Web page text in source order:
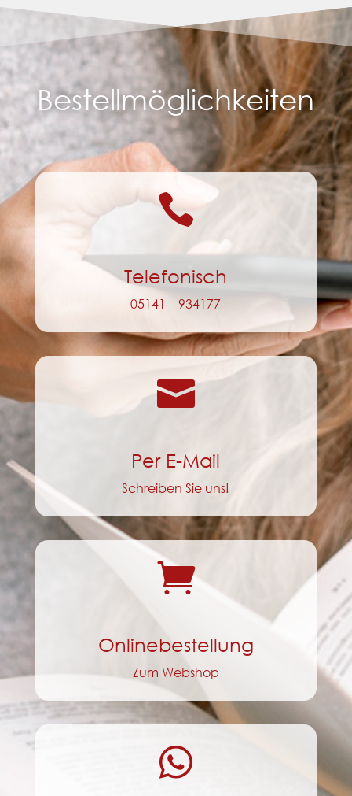
Bestellmöglichkeiten

Telefonisch
05141 – 934177

Per E-Mail
Schreiben Sie uns!

Onlinebestellung
Zum Webshop
